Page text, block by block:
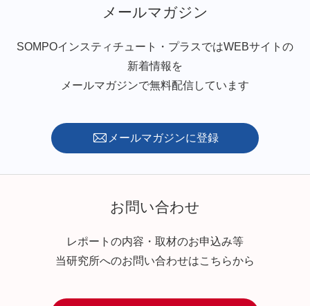
メールマガジン
SOMPOインスティチュート・プラスではWEBサイトの
新着情報を
メールマガジンで無料配信しています
メールマガジンに登録
お問い合わせ
レポートの内容・取材のお申込み等
当研究所へのお問い合わせはこちらから